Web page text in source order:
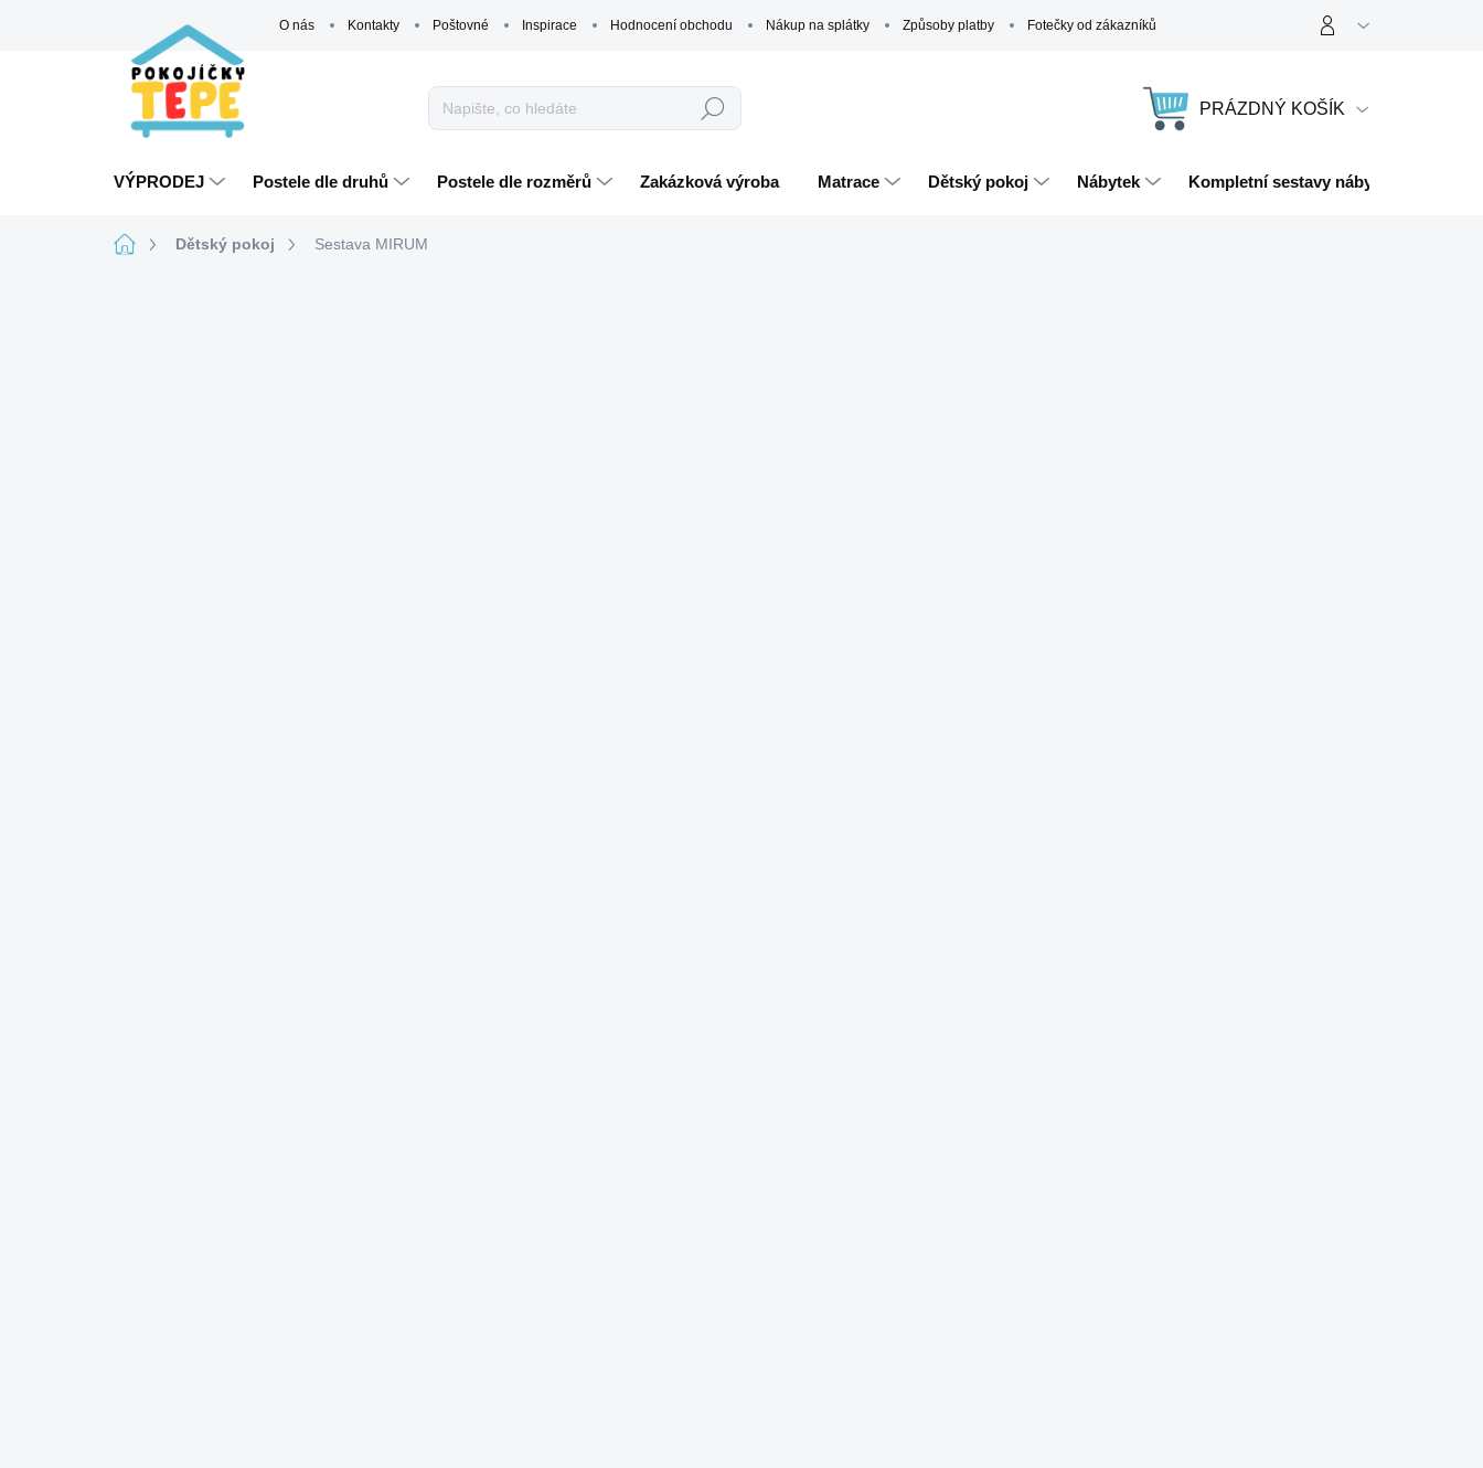
O nás Kontakty Poštovné Inspirace Hodnocení obchodu Nákup na splátky Způsoby platby Fotečky od zákazníků
Hledat
NÁKUPNÍ
PRÁZDNÝ KOŠÍK
VÝPRODEJ Postele dle druhů Postele dle rozměrů Zakázková výroba Matrace Dětský pokoj Nábytek Kompletní sestavy nábytku
DomůDětský pokoj Sestava MIRUM